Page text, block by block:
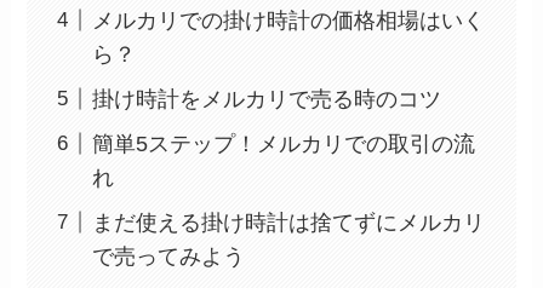
メルカリでの掛け時計の価格相場はいく
ら？
掛け時計をメルカリで売る時のコツ
簡単5ステップ！メルカリでの取引の流
れ
まだ使える掛け時計は捨てずにメルカリ
で売ってみよう